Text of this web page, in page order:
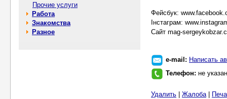
Прочие услуги
Работа
Знакомства
Разное
Фейсбук:
Інстаграм:
Сайт mag-
e-mail: Написать
Телефон: не указан
Удалить Жалоба|